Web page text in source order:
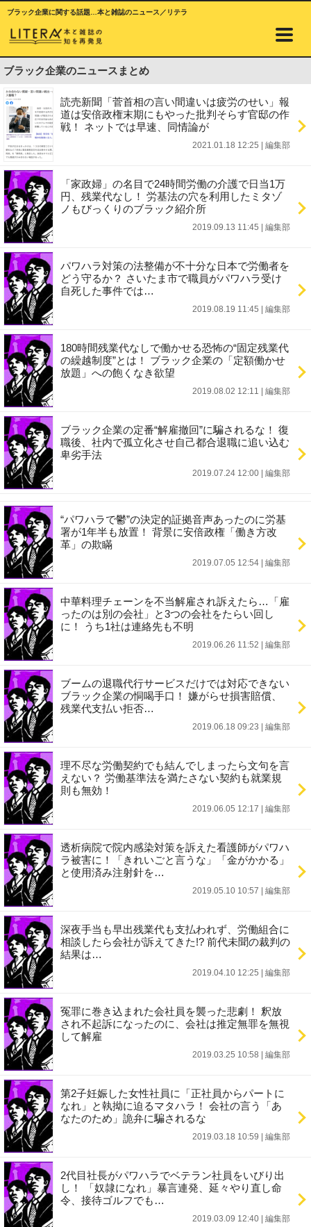
ブラック企業に関する話題…本と雑誌のニュース／リテラ
ブラック企業のニュースまとめ
読売新聞「菅首相の言い間違いは疲労のせい」報
道は安倍政権末期にもやった批判そらす官邸の作
戦！ ネットでは早速、同情論が
2021.01.18 12:25 編集部
「家政婦」の名目で24時間労働の介護で日当1万
円、残業代なし！ 労基法の穴を利用したミタゾ
ノもびっくりのブラック紹介所
2019.09.13 11:45 編集部
パワハラ対策の法整備が不十分な日本で労働者を
どう守るか？ さいたま市で職員がパワハラ受け
自死した事件では…
2019.08.19 11:45 編集部
180時間残業代なしで働かせる恐怖の“固定残業代
の繰越制度”とは！ ブラック企業の「定額働かせ
放題」への飽くなき欲望
2019.08.02 12:11 編集部
ブラック企業の定番“解雇撤回”に騙されるな！ 復
職後、社内で孤立化させ自己都合退職に追い込む
卑劣手法
2019.07.24 12:00 編集部
“パワハラで鬱”の決定的証拠音声あったのに労基
署が1年半も放置！ 背景に安倍政権「働き方改
革」の欺瞞
2019.07.05 12:54 編集部
中華料理チェーンを不当解雇され訴えたら…「雇
ったのは別の会社」と3つの会社をたらい回し
に！ うち1社は連絡先も不明
2019.06.26 11:52 編集部
ブームの退職代行サービスだけでは対応できない
ブラック企業の恫喝手口！ 嫌がらせ損害賠償、
残業代支払い拒否…
2019.06.18 09:23 編集部
理不尽な労働契約でも結んでしまったら文句を言
えない？ 労働基準法を満たさない契約も就業規
則も無効！
2019.06.05 12:17 編集部
透析病院で院内感染対策を訴えた看護師がパワハ
ラ被害に！「きれいごと言うな」「金がかかる」
と使用済み注射針を…
2019.05.10 10:57 編集部
深夜手当も早出残業代も支払われず、労働組合に
相談したら会社が訴えてきた!? 前代未聞の裁判の
結果は…
2019.04.10 12:25 編集部
冤罪に巻き込まれた会社員を襲った悲劇！ 釈放
され不起訴になったのに、会社は推定無罪を無視
して解雇
2019.03.25 10:58 編集部
第2子妊娠した女性社員に「正社員からパートに
なれ」と執拗に迫るマタハラ！ 会社の言う「あ
なたのため」詭弁に騙されるな
2019.03.18 10:59 編集部
2代目社長がパワハラでベテラン社員をいびり出
し！ 「奴隷になれ」暴言連発、延々やり直し命
令、接待ゴルフでも…
2019.03.09 12:40 編集部